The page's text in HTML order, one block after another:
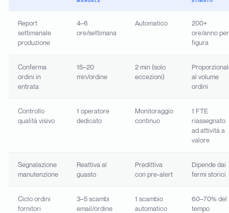
Report
settimanale
produzione
4–6
ore/settimana
Automatico
200+
ore/anno per
figura
Conferma
ordini in
entrata
15–20
min/ordine
2 min (solo
eccezioni)
al volume
ordini
Controllo
qualità visivo
1 operatore
dedicato
Monitoraggio
continuo
1 FTE
riassegnato
ad attività a
valore
Segnalazione
manutenzione
Reattiva al
guasto
Predittiva
con pre-alert
Dipende dai
fermi storici
Ciclo ordini
fornitori
3–5 scambi
email/ordine
1 scambio
automatico
60–70% del
tempo